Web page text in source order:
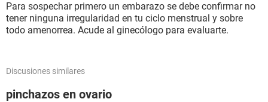
Para sospechar primero un embarazo se debe confirmar no
tener ninguna irregularidad en tu ciclo menstrual y sobre
todo amenorrea. Acude al ginecólogo para evaluarte.
Discusiones similares
pinchazos en ovario